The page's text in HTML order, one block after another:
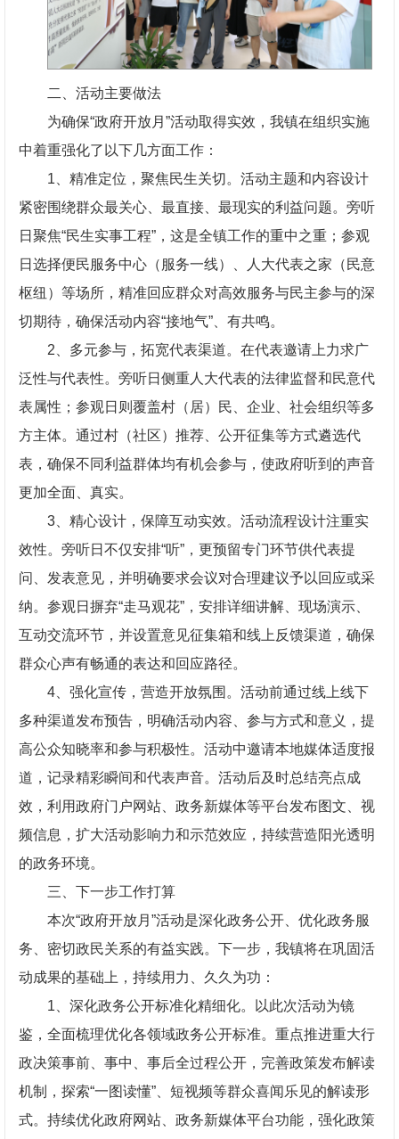
二、活动主要做法
为确保“政府开放月”活动取得实效，我镇在组织实施
中着重强化了以下几方面工作：
1、精准定位，聚焦民生关切。活动主题和内容设计
紧密围绕群众最关心、最直接、最现实的利益问题。旁听
日聚焦“民生实事工程”，这是全镇工作的重中之重；参观
日选择便民服务中心（服务一线）、人大代表之家（民意
枢纽）等场所，精准回应群众对高效服务与民主参与的深
切期待，确保活动内容“接地气”、有共鸣。
2、多元参与，拓宽代表渠道。在代表邀请上力求广
泛性与代表性。旁听日侧重人大代表的法律监督和民意代
表属性；参观日则覆盖村（居）民、企业、社会组织等多
方主体。通过村（社区）推荐、公开征集等方式遴选代
表，确保不同利益群体均有机会参与，使政府听到的声音
更加全面、真实。
3、精心设计，保障互动实效。活动流程设计注重实
效性。旁听日不仅安排“听”，更预留专门环节供代表提
问、发表意见，并明确要求会议对合理建议予以回应或采
纳。参观日摒弃“走马观花”，安排详细讲解、现场演示、
互动交流环节，并设置意见征集箱和线上反馈渠道，确保
群众心声有畅通的表达和回应路径。
4、强化宣传，营造开放氛围。活动前通过线上线下
多种渠道发布预告，明确活动内容、参与方式和意义，提
高公众知晓率和参与积极性。活动中邀请本地媒体适度报
道，记录精彩瞬间和代表声音。活动后及时总结亮点成
效，利用政府门户网站、政务新媒体等平台发布图文、视
频信息，扩大活动影响力和示范效应，持续营造阳光透明
的政务环境。
三、下一步工作打算
本次“政府开放月”活动是深化政务公开、优化政务服
务、密切政民关系的有益实践。下一步，我镇将在巩固活
动成果的基础上，持续用力、久久为功：
1、深化政务公开标准化精细化。以此次活动为镜
鉴，全面梳理优化各领域政务公开标准。重点推进重大行
政决策事前、事中、事后全过程公开，完善政策发布解读
机制，探索“一图读懂”、短视频等群众喜闻乐见的解读形
式。持续优化政府网站、政务新媒体平台功能，强化政策